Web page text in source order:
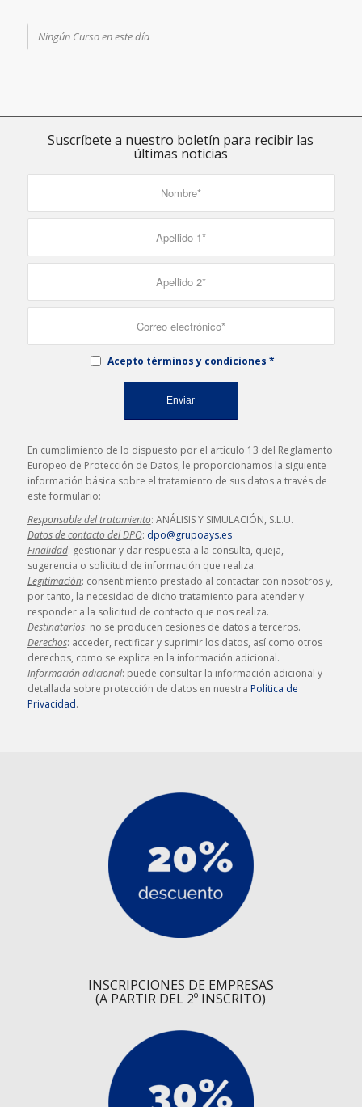
Ningún Curso en este día
Suscríbete a nuestro boletín para recibir las
últimas noticias
Acepto términos y condiciones *
En cumplimiento de lo dispuesto por el artículo 13 del Reglamento
Europeo de Protección de Datos, le proporcionamos la siguiente
información básica sobre el tratamiento de sus datos a través de
este formulario:
Responsable del tratamiento: ANÁLISIS Y SIMULACIÓN, S.L.U.
Datos de contacto del DPO: dpo@grupoays.es
Finalidad: gestionar y dar respuesta a la consulta, queja,
sugerencia o solicitud de información que realiza.
Legitimación: consentimiento prestado al contactar con nosotros y,
por tanto, la necesidad de dicho tratamiento para atender y
responder a la solicitud de contacto que nos realiza.
Destinatarios: no se producen cesiones de datos a terceros.
Derechos: acceder, rectificar y suprimir los datos, así como otros
derechos, como se explica en la información adicional.
Información adicional: puede consultar la información adicional y
detallada sobre protección de datos en nuestra Política de
Privacidad.
INSCRIPCIONES DE EMPRESAS
(A PARTIR DEL 2º INSCRITO)